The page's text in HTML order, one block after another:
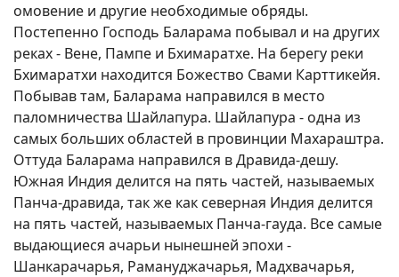
омовение и другие необходимые обряды.
Постепенно Господь Баларама побывал и на других
реках - Вене, Пампе и Бхимаратхе. На берегу реки
Бхимаратхи находится Божество Свами Карттикейя.
Побывав там, Баларама направился в место
паломничества Шайлапура. Шайлапура - одна из
самых больших областей в провинции Махараштра.
Оттуда Баларама направился в Дравида-дешу.
Южная Индия делится на пять частей, называемых
Панча-дравида, так же как северная Индия делится
на пять частей, называемых Панча-гауда. Все самые
выдающиеся ачарьи нынешней эпохи -
Шанкарачарья, Рамануджачарья, Мадхвачарья,